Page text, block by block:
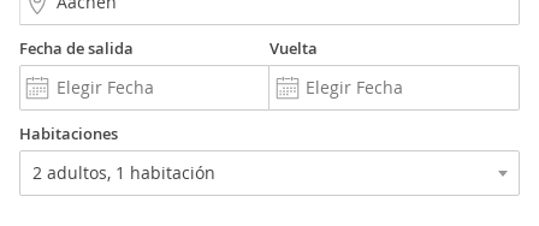
Fecha de salida Vuelta
Habitaciones